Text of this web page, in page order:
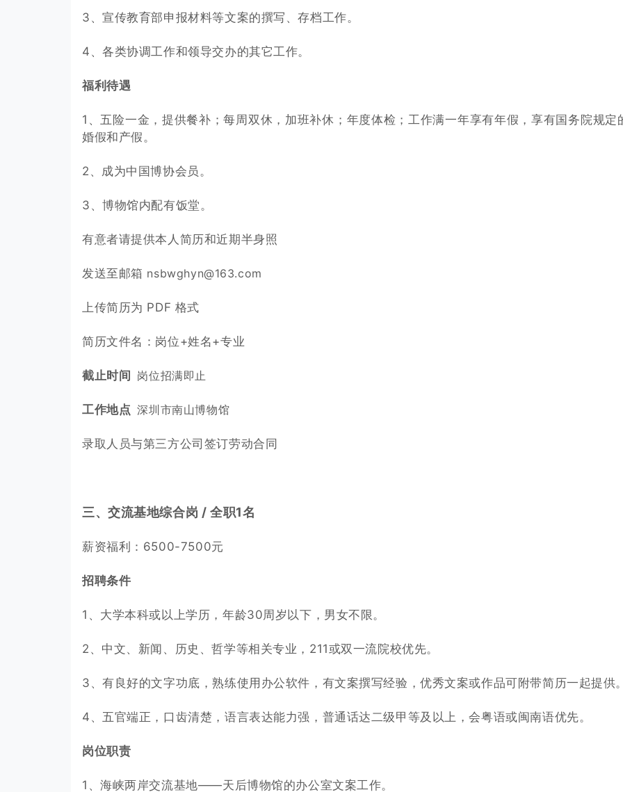
3、宣传教育部申报材料等文案的撰写、存档工作。
4、各类协调工作和领导交办的其它工作。
福利待遇
1、五险一金，提供餐补；每周双休，加班补休；年度体检；工作满一年享有年假，享有国务院规定
婚假和产假。
2、成为中国博协会员。
3、博物馆内配有饭堂。
有意者请提供本人简历和近期半身照
发送至邮箱 nsbwghyn@163.com
上传简历为 PDF 格式
简历文件名：岗位+姓名+专业
截止时间 岗位招满即止
工作地点深圳 市南山博物馆
录取人员与第三方公司签订劳动合同
三、交流基地综合岗 / 全职1名
薪资福利：6500-7500元
招聘条件
1、大学本科或以上学历，年龄30周岁以下，男女不限。
2、中文、新闻、历史、哲学等相关专业，211或双一流院校优先。
3、有良好的文字功底，熟练使用办公软件，有文案撰写经验，优秀文案或作品可附带简历一起提供
4、五官端正，口齿清楚，语言表达能力强，普通话达二级甲等及以上，会粤语或闽南语优先。
岗位职责
1、海峡两岸交流基地——天后博物馆的办公室文案工作。